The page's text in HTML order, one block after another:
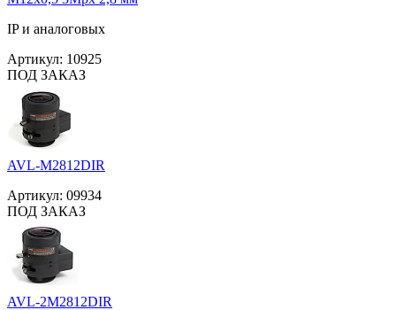
IP и аналоговых
Артикул: 10925
ПОД ЗАКАЗ
AVL-M2812DIR
Артикул: 09934
ПОД ЗАКАЗ
AVL-2M2812DIR